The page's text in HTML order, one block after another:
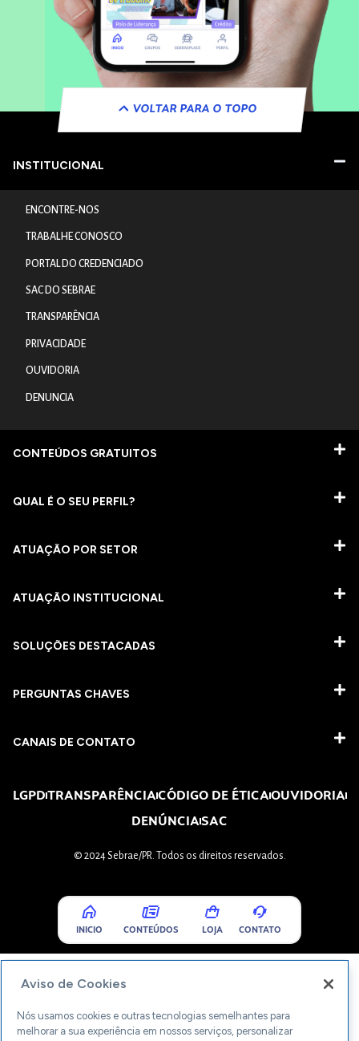
VOLTAR PARA O TOPO
INSTITUCIONAL
ENCONTRE-NOS
TRABALHE CONOSCO
PORTAL DO CREDENCIADO
SAC DO SEBRAE
TRANSPARÊNCIA
PRIVACIDADE
OUVIDORIA
DENUNCIA
CONTEÚDOS GRATUITOS
QUAL É O SEU PERFIL?
ATUAÇÃO POR SETOR
ATUAÇÃO INSTITUCIONAL
SOLUÇÕES DESTACADAS
PERGUNTAS CHAVES​
CANAIS DE CONTATO
LGPDTRANSPARÊNCIACÓDIGO DE ÉTICAOUVIDORIA
DENÚNCIASAC
© 2024 Sebrae/PR. Todos os direitos reservados.
INICIO CONTEÚDOS LOJA CONTATO
Aviso de Cookies
Nós usamos cookies e outras tecnologias semelhantes para
melhorar a sua experiência em nossos serviços, personalizar